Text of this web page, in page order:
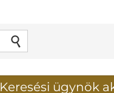
Keresési ügynök